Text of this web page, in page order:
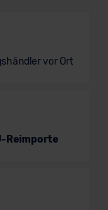
vor Ort
Reimporte